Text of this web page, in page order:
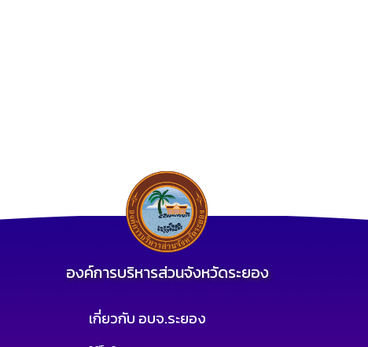
องค์การบริหารส่วนจังหวัดระยอง
เกี่ยวกับ อบจ.ระยอง